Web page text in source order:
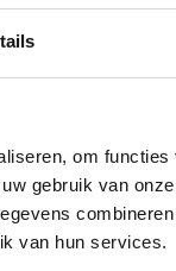
om
gebruik van
van hun services.